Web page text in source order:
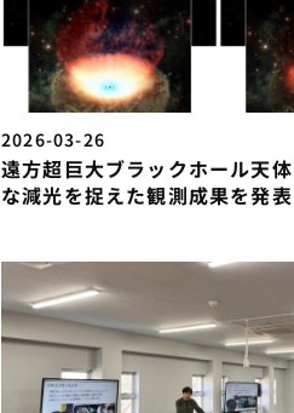
2026-03-26
遠方超巨大ブラックホール天
な減光を捉えた観測成果を発表